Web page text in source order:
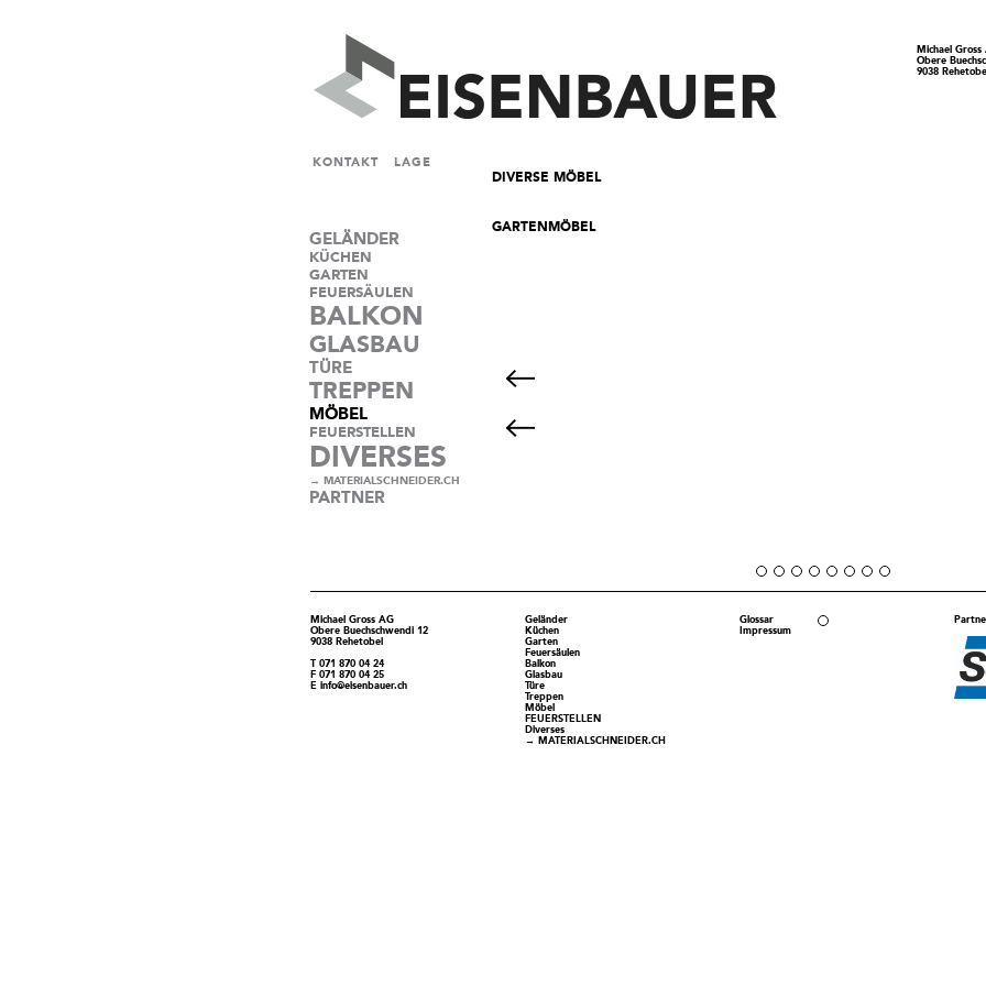
Michael Gross
Obere
9038
KONTAKT LAGE
GELÄNDER
KÜCHEN
GARTEN
FEUERSÄULEN
BALKON
GLASBAU
TÜRE
TREPPEN
MÖBEL
FEUERSTELLEN
DIVERSES
→ MATERIALSCHNEIDER.CH
PARTNER
DIVERSE MÖBEL
GARTENMÖBEL
Michael Gross AG
Obere Buechschwendi 12
9038 Rehetobel
T071 870 04 24
F 071 870 04 25
E info@eisenbauer.ch
Geländer
Küchen
Garten
Feuersäulen
Balkon
Glasbau
Türe
Treppen
Möbel
FEUERSTELLEN
Diverses
→ MATERIALSCHNEIDER.CH
Glossar
Impressum